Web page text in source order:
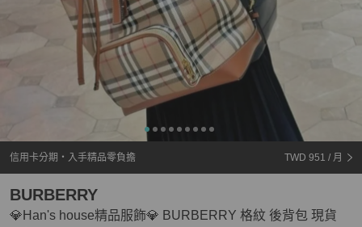
信用卡分期・入手精品零負擔 TWD 951 / 月
💎Han's house精品服飾💎 BURBERRY 格紋 後背包 現貨
BURBERRY